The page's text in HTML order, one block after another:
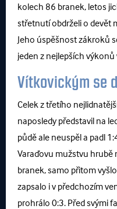
kolech 86 branek, letos
střetnutí obdrželi o devět
Jeho úspěšnost zákroků
jeden z nejlepších výkonů
Vítkovickým se
Celek z třetího
naposledy představil na
půdě ale neuspěl a padl
Varaďovu mužstvu hrubě
branek, samo přitom
zapsalo i v předchozím
prohrálo 0:3. Před svými